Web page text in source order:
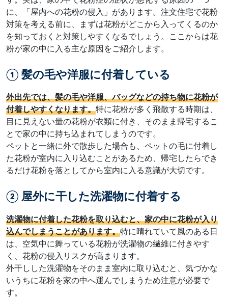
に、「屋内への花粉の侵入」があります。注文住宅で花粉
対策を考える前に、まずは花粉がどこから入ってくるのか
を知っておくと対策しやすくなるでしょう。ここからは花
粉が家の中に入る主な原因をご紹介します。
① 髪の毛や洋服に付着している
外出先では、髪の毛や洋服、バッグなどの持ち物に花粉が
付着しやすくなります。特に花粉が多く飛散する時期は、
目に見えない量の花粉が衣類に付き、そのまま帰宅するこ
とで家の中に持ち込まれてしまうのです。
ペットと一緒に外で散歩した場合も、ペットの毛に付着し
た花粉が室内に入り込むことがあるため、帰宅したらでき
るだけ花粉を落としてから室内に入る意識が大切です。
② 屋外に干した洗濯物に付着する
洗濯物に付着した花粉を取り込むと、家の中に花粉が入り
込んでしまうことがあります。特に晴れていて風のある日
は、空気中に舞っている花粉が洗濯物の繊維に付きやす
く、花粉の侵入リスクが高まります。
外干しした洗濯物をそのまま室内に取り込むと、気づかな
いうちに花粉を家の中へ運んでしまうため注意が必要で
す。